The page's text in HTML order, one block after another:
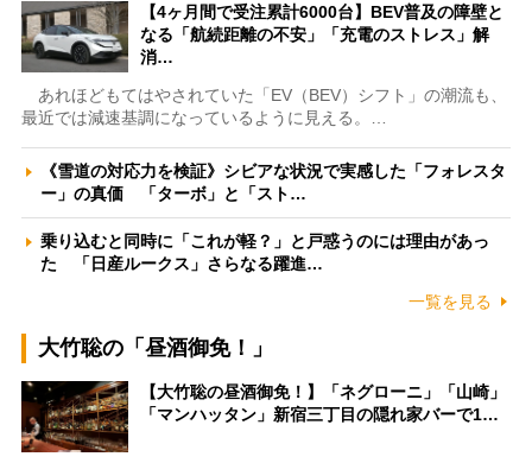
【4ヶ月間で受注累計6000台】BEV普及の障壁と
なる「航続距離の不安」「充電のストレス」解
消…
あれほどもてはやされていた「EV（BEV）シフト」の潮流も、
最近では減速基調になっているように見える。…
《雪道の対応力を検証》シビアな状況で実感した「フォレスタ
ー」の真価 「ターボ」と「スト…
乗り込むと同時に「これが軽？」と戸惑うのには理由があっ
た 「日産ルークス」さらなる躍進…
一覧を見る
大竹聡の「昼酒御免！」
【大竹聡の昼酒御免！】「ネグローニ」「山崎」
「マンハッタン」新宿三丁目の隠れ家バーで1…